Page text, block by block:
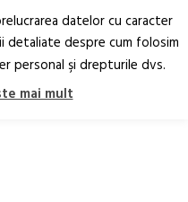
RO EN
datelor cu caracter
detaliate despre cum folosim
personal şi drepturile dvs.
mai mult